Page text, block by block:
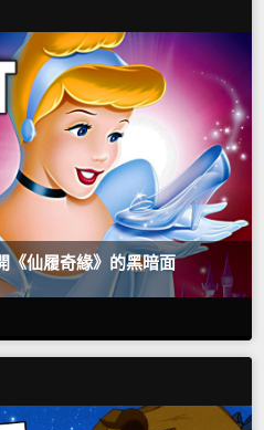
《仙履奇緣》的黑暗面